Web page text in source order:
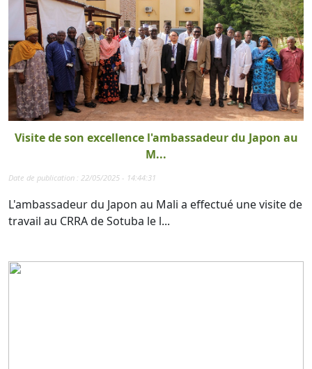
Visite de son excellence l'ambassadeur du Japon au
M...
Date de publication : 22/05/2025 - 14:44:31
L'ambassadeur du Japon au Mali a effectué une visite de
travail au CRRA de Sotuba le l...